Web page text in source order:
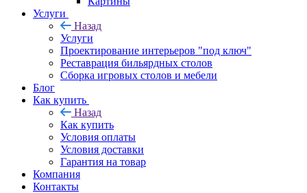
Услуги
Назад
Услуги
Проектирование интерьеров "под ключ"
Реставрация бильярдных столов
Сборка игровых столов и мебели
Блог
Как купить
Назад
Как купить
Условия оплаты
Условия доставки
Гарантия на товар
Компания
Контакты